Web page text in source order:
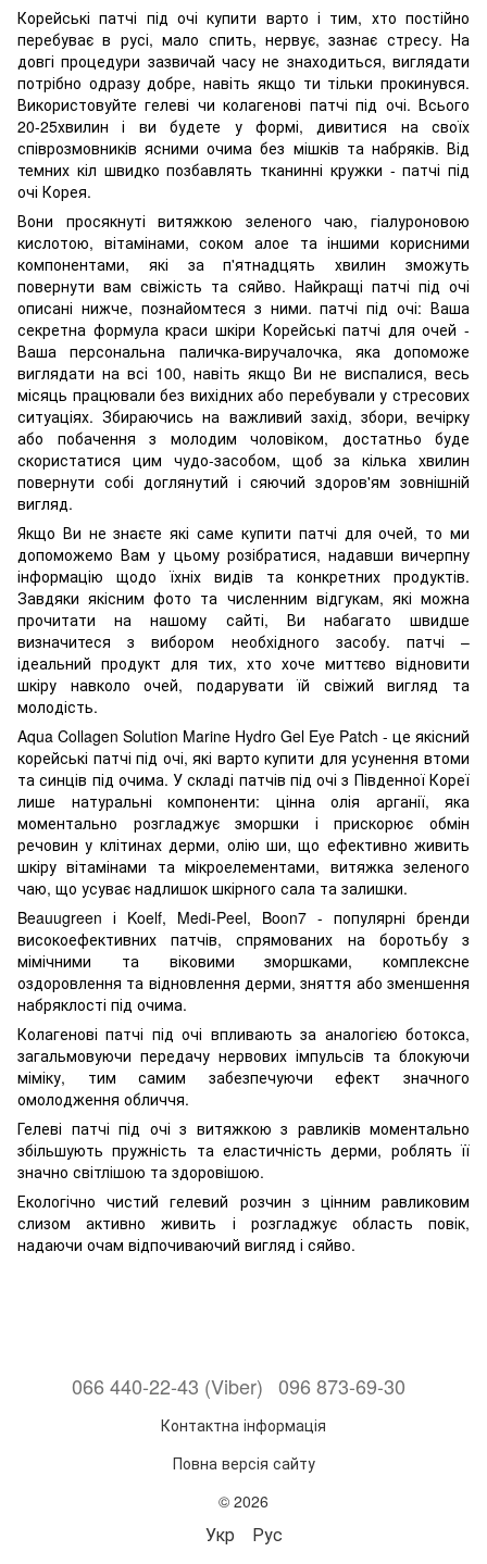
Корейські патчі під очі купити варто і тим, хто постійно
перебуває в русі, мало спить, нервує, зазнає стресу. На
довгі процедури зазвичай часу не знаходиться, виглядати
потрібно одразу добре, навіть якщо ти тільки прокинувся.
Використовуйте гелеві чи колагенові патчі під очі. Всього
20-25хвилин і ви будете у формі, дивитися на своїх
співрозмовників ясними очима без мішків та набряків. Від
темних кіл швидко позбавлять тканинні кружки - патчі під
очі Корея.
Вони просякнуті витяжкою зеленого чаю, гіалуроновою
кислотою, вітамінами, соком алое та іншими корисними
компонентами, які за п'ятнадцять хвилин зможуть
повернути вам свіжість та сяйво. Найкращі патчі під очі
описані нижче, познайомтеся з ними. патчі під очі: Ваша
секретна формула краси шкіри Корейські патчі для очей -
Ваша персональна паличка-виручалочка, яка допоможе
виглядати на всі 100, навіть якщо Ви не виспалися, весь
місяць працювали без вихідних або перебували у стресових
ситуаціях. Збираючись на важливий захід, збори, вечірку
або побачення з молодим чоловіком, достатньо буде
скористатися цим чудо-засобом, щоб за кілька хвилин
повернути собі доглянутий і сяючий здоров'ям зовнішній
вигляд.
Якщо Ви не знаєте які саме купити патчі для очей, то ми
допоможемо Вам у цьому розібратися, надавши вичерпну
інформацію щодо їхніх видів та конкретних продуктів.
Завдяки якісним фото та численним відгукам, які можна
прочитати на нашому сайті, Ви набагато швидше
визначитеся з вибором необхідного засобу. патчі –
ідеальний продукт для тих, хто хоче миттєво відновити
шкіру навколо очей, подарувати їй свіжий вигляд та
молодість.
Aqua Collagen Solution Marine Hydro Gel Eye Patch - це якісний
корейські патчі під очі, які варто купити для усунення втоми
та синців під очима. У складі патчів під очі з Південної Кореї
лише натуральні компоненти: цінна олія арганії, яка
моментально розгладжує зморшки і прискорює обмін
речовин у клітинах дерми, олію ши, що ефективно живить
шкіру вітамінами та мікроелементами, витяжка зеленого
чаю, що усуває надлишок шкірного сала та залишки.
Beauugreen і Koelf, Medi-Peel, Boon7 - популярні бренди
високоефективних патчів, спрямованих на боротьбу з
мімічними та віковими зморшками, комплексне
оздоровлення та відновлення дерми, зняття або зменшення
набряклості під очима.
Колагенові патчі під очі впливають за аналогією ботокса,
загальмовуючи передачу нервових імпульсів та блокуючи
міміку, тим самим забезпечуючи ефект значного
омолодження обличчя.
Гелеві патчі під очі з витяжкою з равликів моментально
збільшують пружність та еластичність дерми, роблять її
значно світлішою та здоровішою.
Екологічно чистий гелевий розчин з цінним равликовим
слизом активно живить і розгладжує область повік,
надаючи очам відпочиваючий вигляд і сяйво.
066 440-22-43 (Viber) 096 873-69-30
Контактна інформація
Повна версія сайту
© 2026
Укр Рус